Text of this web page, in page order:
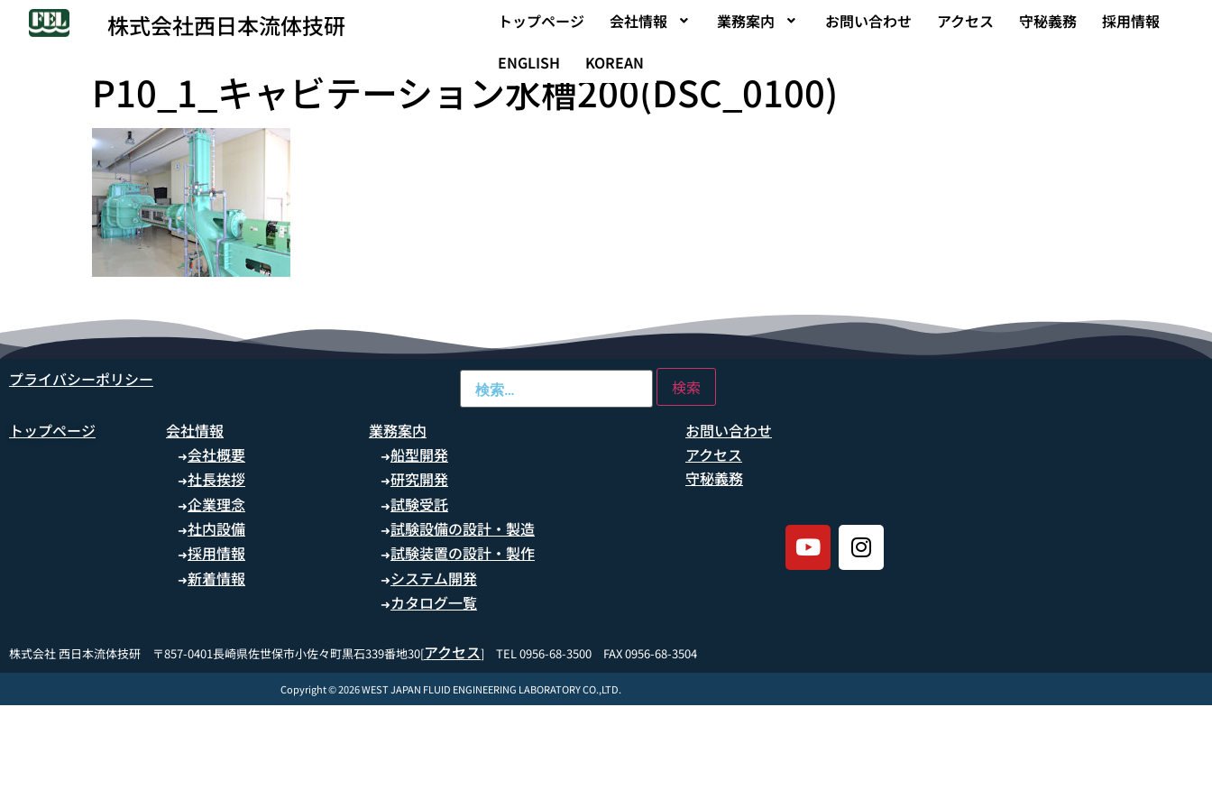
トップページ 会社情報 業務案内 お問い合わせ アクセス 守秘義務
採用情報
ENGLISH
KOREAN
株式会社西日本流体技研
P10_1_キャビテーション水槽200(DSC_0100)
プライバシーポリシー
トップページ 会社情報
➜会社概要
➜社長挨拶
➜企業理念
➜社内設備
➜採用情報
➜新着情報
業務案内
➜船型開発
➜研究開発
➜試験受託
➜試験設備の設計・製造
➜試験装置の設計・製作
➜システム開発
➜カタログ一覧
お問い合わせ
アクセス
守秘義務
株式会社 西日本流体技研 〒857-0401長崎県佐世保市小佐々町黒石339番地30[アクセス] TEL 0956-68-3500 FAX 0956-68-3504
Copyright © 2026 WEST JAPAN FLUID ENGINEERING LABORATORY CO.,LTD.